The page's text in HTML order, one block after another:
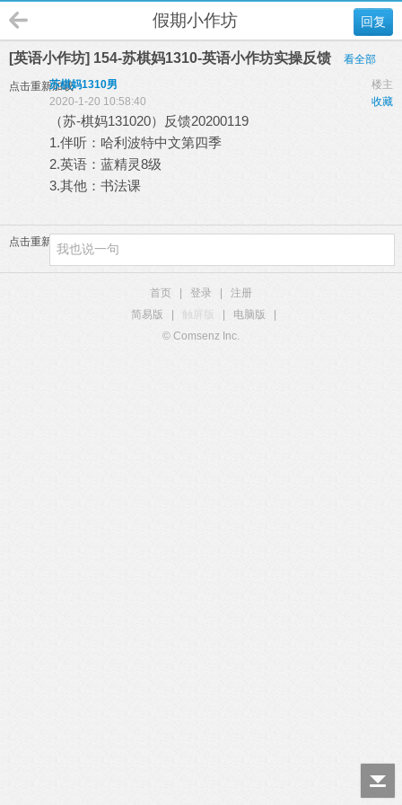
回复
假期小作坊
[英语小作坊] 154-苏棋妈1310-英语小作坊实操反馈 看全部
点击重新加载 楼主
苏棋妈1310男
收藏
2020-1-20 10:58:40
（苏-棋妈131020）反馈20200119
1.伴听：哈利波特中文第四季
2.英语：蓝精灵8级
3.其他：书法课
点击重新加载
首页 登录
注册
简易版
触屏版 电脑版
© Comsenz Inc.